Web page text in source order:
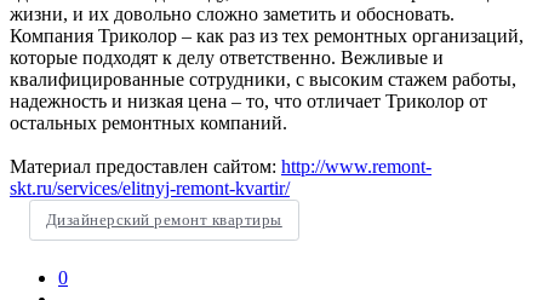
жизни, и их довольно сложно заметить и обосновать.
Компания Триколор – как раз из тех ремонтных организаций,
которые подходят к делу ответственно. Вежливые и
квалифицированные сотрудники, с высоким стажем работы,
надежность и низкая цена – то, что отличает Триколор от
остальных ремонтных компаний.
Материал предоставлен сайтом: http://www.remont-
skt.ru/services/elitnyj-remont-kvartir/
Дизайнерский ремонт квартиры
0